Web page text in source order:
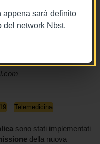
appena sarà definito
del network Nbst.
di
una
Telemedicina
sono stati implementati
della nuova